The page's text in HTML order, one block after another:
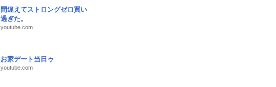
間違えてストロングゼロ買い
過ぎた。
youtube.com
お家デート当日ゥ
youtube.com